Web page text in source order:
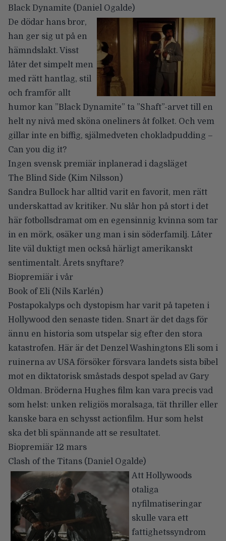
Black Dynamite (Daniel Ogalde)
De dödar hans bror,
han ger sig ut på en
hämndslakt. Visst
låter det simpelt men
med rätt hantlag, stil
och framför allt
humor kan ”Black Dynamite” ta ”Shaft”-arvet till en
helt ny nivå med sköna oneliners åt folket. Och vem
gillar inte en biffig, själmedveten chokladpudding –
Can you dig it?
Ingen svensk premiär inplanerad i dagsläget
The Blind Side (Kim Nilsson)
Sandra Bullock har alltid varit en favorit, men rätt
underskattad av kritiker. Nu slår hon på stort i det
här fotbollsdramat om en egensinnig kvinna som tar
in en mörk, osäker ung man i sin söderfamilj. Låter
lite väl duktigt men också härligt amerikanskt
sentimentalt. Årets snyftare?
Biopremiär i vår
Book of Eli (Nils Karlén)
Postapokalyps och dystopism har varit på tapeten i
Hollywood den senaste tiden. Snart är det dags för
ännu en historia som utspelar sig efter den stora
katastrofen. Här är det Denzel Washingtons Eli som i
ruinerna av USA försöker försvara landets sista bibel
mot en diktatorisk småstads despot spelad av Gary
Oldman. Bröderna Hughes film kan vara precis vad
som helst: unken religiös moralsaga, tät thriller eller
kanske bara en schysst actionfilm. Hur som helst
ska det bli spännande att se resultatet.
Biopremiär 12 mars
Clash of the Titans (Daniel Ogalde)
Att Hollywoods
otaliga
nyfilmatiseringar
skulle vara ett
fattighetssyndrom